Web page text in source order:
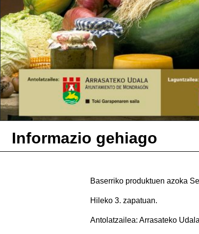
Informazio gehiago
Baserriko produktuen azoka
Hileko 3. zapatuan.
Antolatzailea: Arrasateko Udala